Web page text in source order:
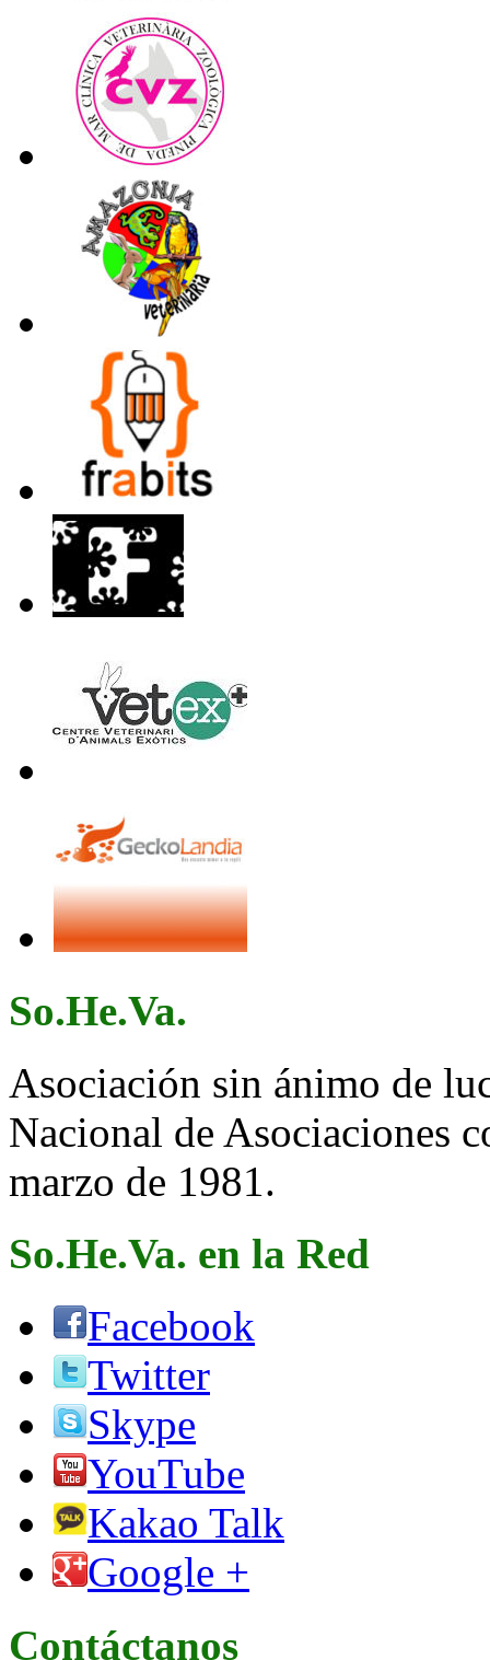
So.He.Va.
Asociación sin ánimo de
Nacional de Asociaciones
marzo de 1981.
So.He.Va. en la Red
Facebook
Twitter
Skype
YouTube
Kakao Talk
Google +
Contáctanos